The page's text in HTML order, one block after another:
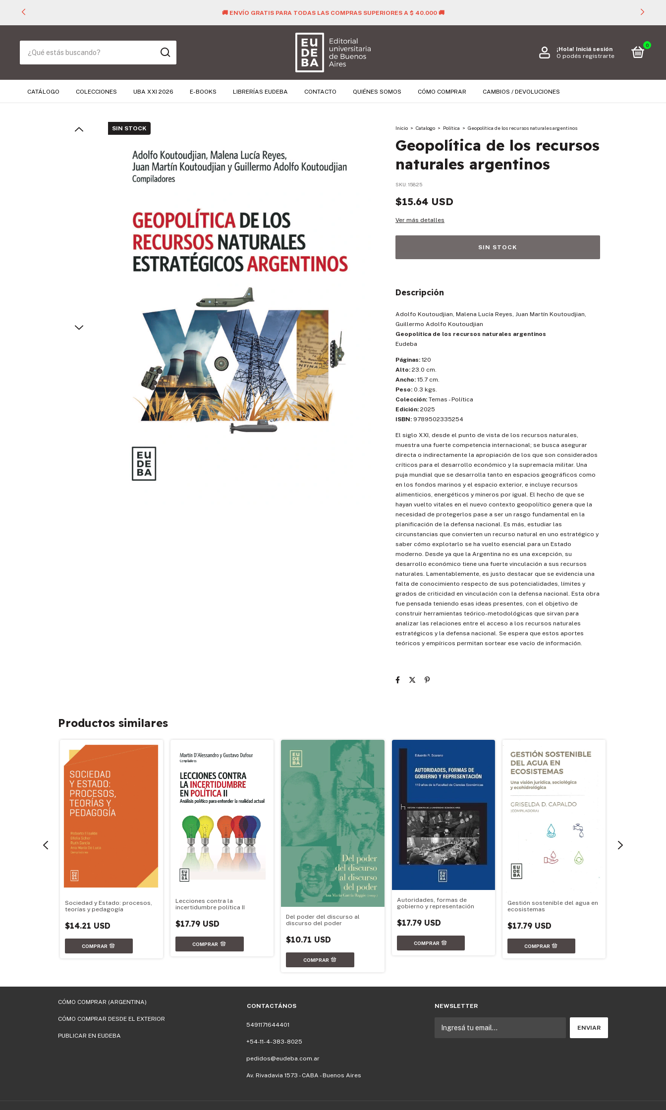
🚚 ENVÍO GRATIS PARA TODAS LAS COMPRAS SUPERIORES A $ 40.000 🚚
¡Hola! Iniciá sesión
O podés registrarte
0
CATÁLOGO COLECCIONES UBA XXI 2026 E-BOOKS LIBRERÍAS EUDEBA CONTACTO QUIÉNES SOMOS CÓMO COMPRAR CAMBIOS / DEVOLUCIONES
SIN STOCK Inicio > Catalogo > Política > Geopolítica de los recursos naturales argentinos
Geopolítica de los recursos
naturales argentinos
SKU: 15825
$15.64 USD
Ver más detalles
Descripción
Adolfo Koutoudjian, Malena Lucía Reyes, Juan Martín Koutoudjian,
Guillermo Adolfo Koutoudjian
Geopolítica de los recursos naturales argentinos
Eudeba
Páginas: 120
Alto: 23.0 cm.
Ancho: 15.7 cm.
Peso: 0.3 kgs.
Colección: Temas - Política
Edición: 2025
ISBN: 9789502335254
El siglo XXI, desde el punto de vista de los recursos naturales,
muestra una fuerte competencia internacional; se busca asegurar
directa o indirectamente la apropiación de los que son considerados
críticos para el desarrollo económico y la supremacía militar. Una
puja mundial que se desarrolla tanto en espacios geográficos como
en los fondos marinos y el espacio exterior, e incluye recursos
alimenticios, energéticos y mineros por igual. El hecho de que se
hayan vuelto vitales en el nuevo contexto geopolítico genera que la
necesidad de protegerlos pase a ser un rasgo fundamental en la
planificación de la defensa nacional. Es más, estudiar las
circunstancias que convierten un recurso natural en uno estratégico y
saber cómo explotarlo se ha vuelto esencial para un Estado
moderno. Desde ya que la Argentina no es una excepción, su
desarrollo económico tiene una fuerte vinculación a sus recursos
naturales. Lamentablemente, es justo destacar que se evidencia una
falta de conocimiento respecto de sus potencialidades, límites y
grados de criticidad en vinculación con la defensa nacional. Esta obra
fue pensada teniendo esas ideas presentes, con el objetivo de
construir herramientas teórico-metodológicas que sirvan para
analizar las relaciones entre el acceso a los recursos naturales
estratégicos y la defensa nacional. Se espera que estos aportes
teóricos y empíricos permitan sortear ese vacío de información.
Productos similares
Sociedad y Estado: procesos,
teorías y pedagogía
$14.21 USD
Lecciones contra la
incertidumbre política II
$17.79 USD
Del poder del discurso al
discurso del poder
$10.71 USD
Autoridades, formas de
gobierno y representación
$17.79 USD
Gestión sostenible del agua en
ecosistemas
$17.79 USD
CÓMO COMPRAR (ARGENTINA)
CÓMO COMPRAR DESDE EL EXTERIOR
PUBLICAR EN EUDEBA
CONTACTÁNOS
5491171644401
+54-11-4-383-8025
pedidos@eudeba.com.ar
Av. Rivadavia 1573 - CABA - Buenos Aires
NEWSLETTER